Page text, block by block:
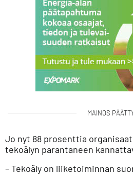
MAINOS
Jo nyt 88 prosenttia
tekoälyn parantaneen
– Tekoäly on liiketoiminnan